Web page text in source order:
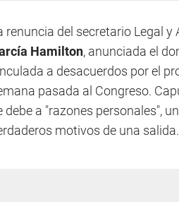
renuncia del secretario Legal
Hamilton, anunciada el
a desacuerdos por el
pasada al Congreso.
debe a "razones personales",
motivos de una salida.